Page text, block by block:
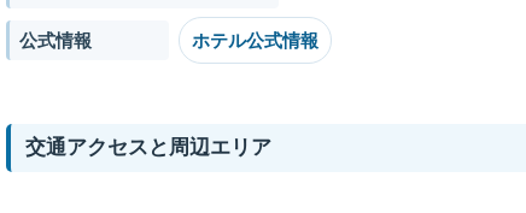
公式情報 ホテル公式情報
交通アクセスと周辺エリア